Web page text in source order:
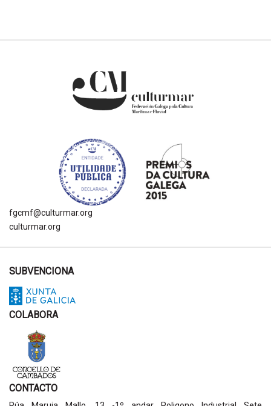
fgcmf@culturmar.org
culturmar.org
SUBVENCIONA
COLABORA
CONTACTO